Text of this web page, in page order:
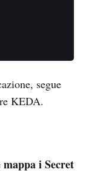
segue
KEDA.
mappa i Secret